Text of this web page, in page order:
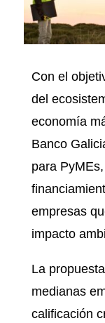
Con el
del
economía
Banco
para
empresas
impacto
La
medianas
calificación